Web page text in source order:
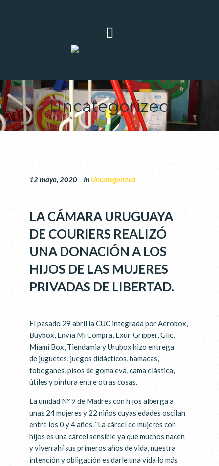
Uncategorized
12 mayo, 2020 In Uncategorized
LA CÁMARA URUGUAYA
DE COURIERS REALIZÓ
UNA DONACIÓN A LOS
HIJOS DE LAS MUJERES
PRIVADAS DE LIBERTAD.
El pasado 29 abril la CUC integrada por Aerobox,
Buybox, Envía Mi Compra, Exur, Gripper, Glic,
Miami Box, Tiendamia y Urubox hizo entrega
de juguetes, juegos didácticos, hamacas,
toboganes, pisos de goma eva, cama elástica,
útiles y pintura entre otras cosas.
La unidad Nº 9 de Madres con hijos alberga a
unas 24 mujeres y 22 niños cuyas edades oscilan
entre los 0 y 4 años. ¨La cárcel de mujeres con
hijos es una cárcel sensible ya que muchos nacen
y viven ahí sus primeros años de vida, nuestra
intención y obligación es darle una vida lo más